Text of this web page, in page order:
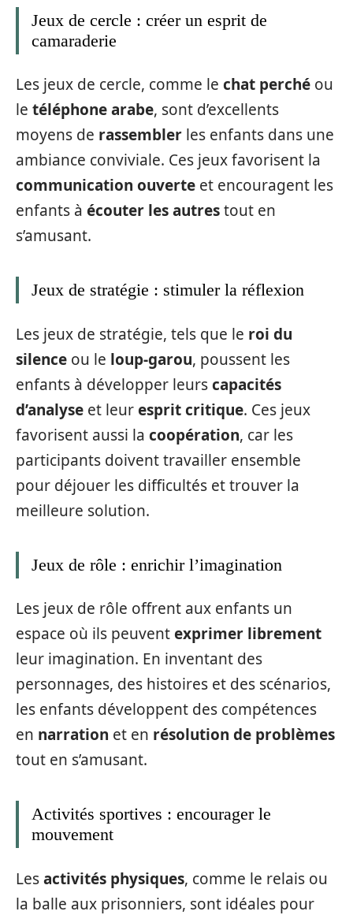
Jeux de cercle : créer un esprit de
camaraderie
Les jeux de cercle, comme le chat perché ou
le téléphone arabe, sont d’excellents
moyens de rassembler les enfants dans une
ambiance conviviale. Ces jeux favorisent la
communication ouverte et encouragent les
enfants à écouter les autrestout en
s’amusant.
Jeux de stratégie : stimuler la réflexion
Les jeux de stratégie, tels que le roi du
silence ou le loup-garou, poussent les
enfants à développer leurscapacités
d’analyse et leuresprit critique. Ces jeux
favorisent aussi la coopération, car les
participants doivent travailler ensemble
pour déjouer les difficultés et trouver la
meilleure solution.
Jeux de rôle : enrichir l’imagination
Les jeux de rôle offrent aux enfants un
espace où ils peuventexprimer librement
leur imagination. En inventant des
personnages, des histoires et des scénarios,
les enfants développent des compétences
en narration et en résolution de problèmes
tout en s’amusant.
Activités sportives : encourager le
mouvement
Lesactivités physiques, comme le relais ou
la balle aux prisonniers, sont idéales pour